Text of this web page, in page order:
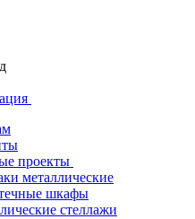
проекты
металлические
шкафы
стеллажи